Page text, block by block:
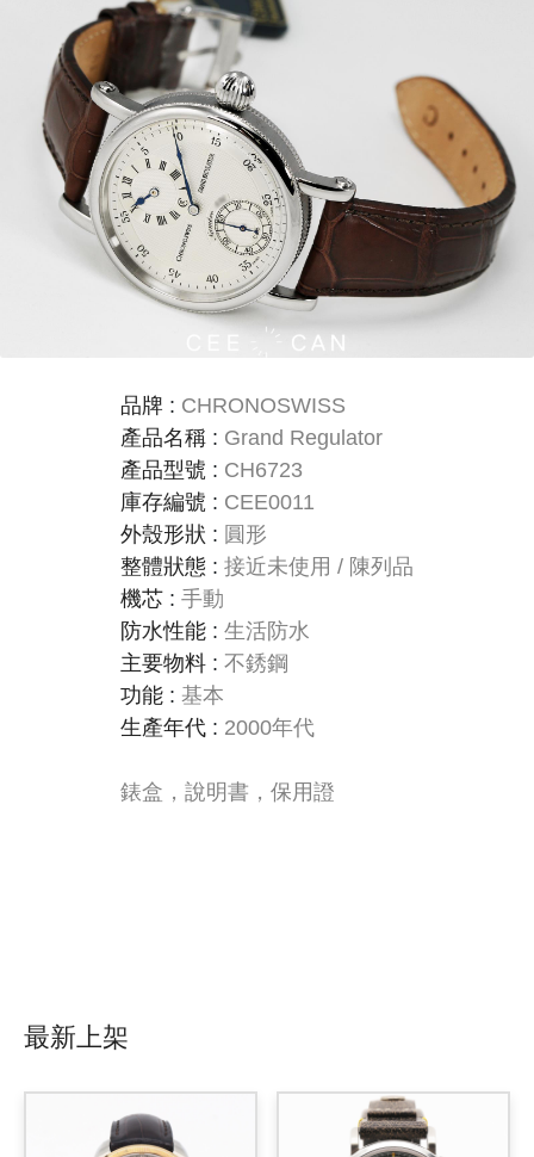
品牌 : CHRONOSWISS
產品名稱 : Grand Regulator
產品型號 : CH6723
庫存編號 : CEE0011
外殼形狀 : 圓形
整體狀態 : 接近未使用 / 陳列品
機芯 : 手動
防水性能 : 生活防水
主要物料 : 不銹鋼
功能 : 基本
生產年代 : 2000年代
錶盒，說明書，保用證
最新上架